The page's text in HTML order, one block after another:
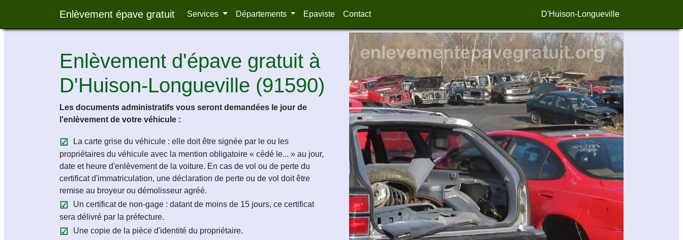
Enlèvement épave gratuit Services Départements Epaviste Contact D'Huison-Longueville
Enlèvement d'épave gratuit à
D'Huison-Longueville (91590)
Les documents administratifs vous seront demandées le jour de
l'enlèvement de votre véhicule :
La carte grise du véhicule : elle doit être signée par le ou les
propriétaires du véhicule avec la mention obligatoire « cédé le... » au jour,
date et heure d'enlèvement de la voiture. En cas de vol ou de perte du
certificat d'immatriculation, une déclaration de perte ou de vol doit être
remise au broyeur ou démolisseur agréé.
Un certificat de non-gage : datant de moins de 15 jours, ce certificat
sera délivré par la préfecture.
Une copie de la pièce d'identité du propriétaire.